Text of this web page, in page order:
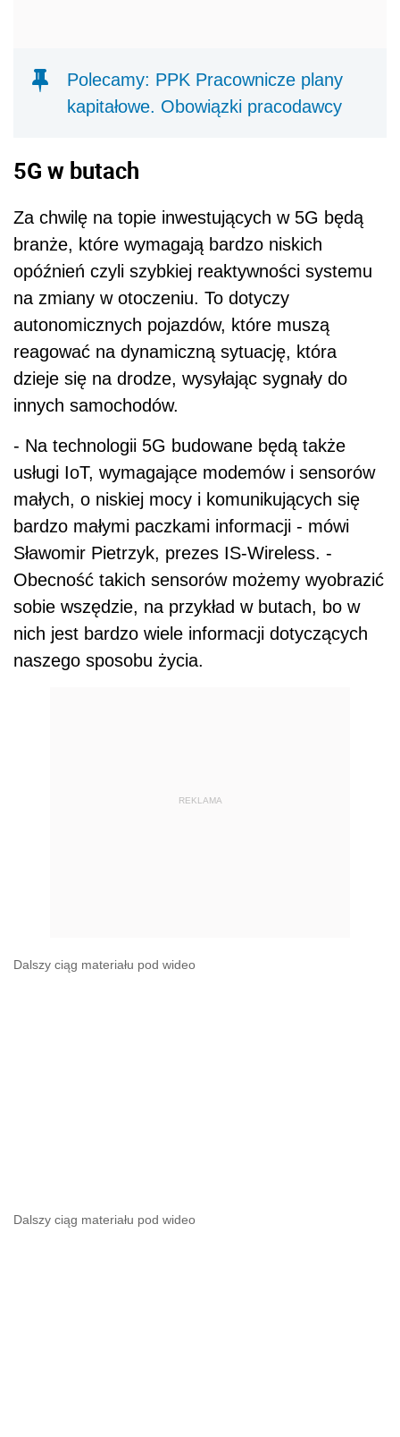
Polecamy: PPK Pracownicze plany
kapitałowe. Obowiązki pracodawcy
5G w butach
Za chwilę na topie inwestujących w 5G będą
branże, które wymagają bardzo niskich
opóźnień czyli szybkiej reaktywności systemu
na zmiany w otoczeniu. To dotyczy
autonomicznych pojazdów, które muszą
reagować na dynamiczną sytuację, która
dzieje się na drodze, wysyłając sygnały do
innych samochodów.
- Na technologii 5G budowane będą także
usługi IoT, wymagające modemów i sensorów
małych, o niskiej mocy i komunikujących się
bardzo małymi paczkami informacji - mówi
Sławomir Pietrzyk, prezes IS-Wireless. -
Obecność takich sensorów możemy wyobrazić
sobie wszędzie, na przykład w butach, bo w
nich jest bardzo wiele informacji dotyczących
naszego sposobu życia.
REKLAMA
Dalszy ciąg materiału pod wideo
Dalszy ciąg materiału pod wideo